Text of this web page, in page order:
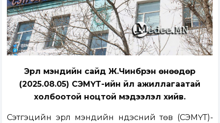
Эрүүл мэндийн сайд Ж.Чинбүрэн өнөөдөр
(2025.08.05) СЭМҮТ-ийн үйл ажиллагаатай
холбоотой ноцтой мэдээлэл хийв.
Сэтгэцийн эрүүл мэндийн үндэсний төв (СЭМҮТ)-